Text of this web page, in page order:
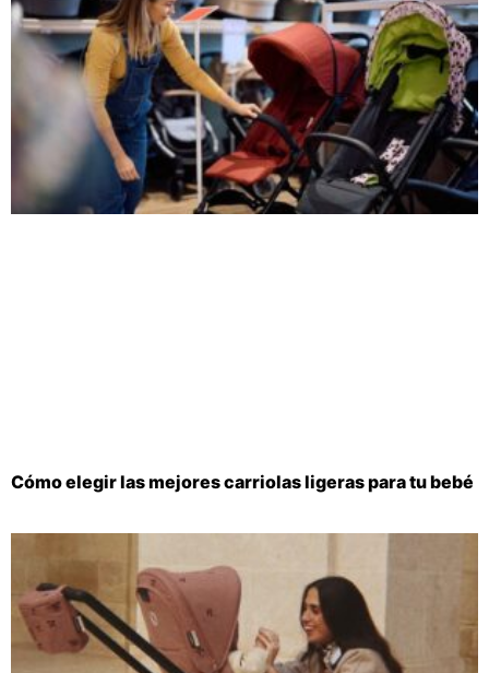
Cómo elegir las mejores carriolas ligeras para tu bebé